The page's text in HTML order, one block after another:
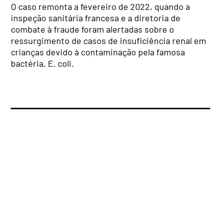
O caso remonta a fevereiro de 2022, quando a
inspeção sanitária francesa e a diretoria de
combate à fraude foram alertadas sobre o
ressurgimento de casos de insuficiência renal em
crianças devido à contaminação pela famosa
bactéria, E. coli.